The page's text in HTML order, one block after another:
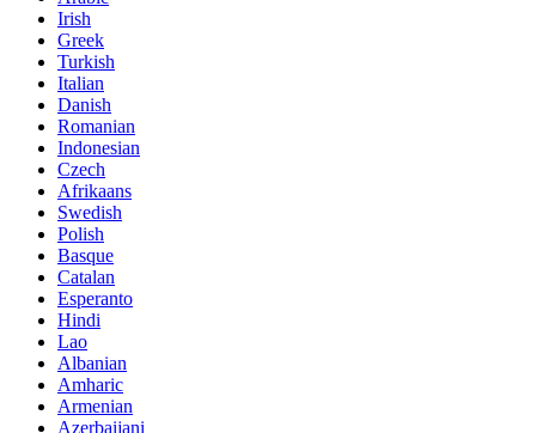
Irish
Greek
Turkish
Italian
Danish
Romanian
Indonesian
Czech
Afrikaans
Swedish
Polish
Basque
Catalan
Esperanto
Hindi
Lao
Albanian
Amharic
Armenian
Azerbaijani